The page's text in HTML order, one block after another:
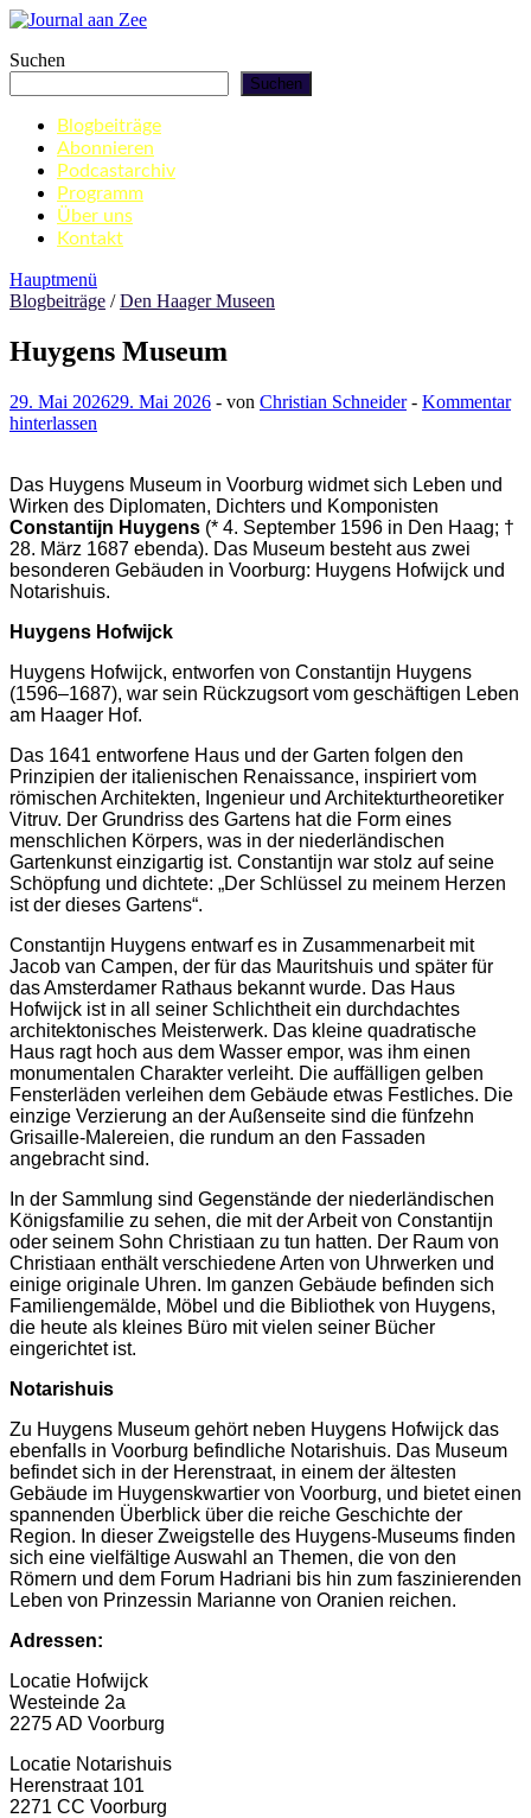
Zum
springen
Journal aan Zee
Suchen
Suchen
Blogbeiträge
Abonnieren
Podcastarchiv
Programm
Über uns
Kontakt
Hauptmenü
Blogbeiträge /Den Haager Museen
Huygens Museum
29. Mai 202629. Mai 2026 - von Christian Schneider- Kommentar
hinterlassen
Das Huygens Museum in Voorburg widmet sich Leben und
Wirken des Diplomaten, Dichters und Komponisten
Constantijn Huygens (* 4. September 1596 in Den Haag; †
28. März 1687 ebenda). Das Museum besteht aus zwei
besonderen Gebäuden in Voorburg: Huygens Hofwijck und
Notarishuis.
Huygens Hofwijck
Huygens Hofwijck, entworfen von Constantijn Huygens
(1596–1687), war sein Rückzugsort vom geschäftigen Leben
am Haager Hof.
Das 1641 entworfene Haus und der Garten folgen den
Prinzipien der italienischen Renaissance, inspiriert vom
römischen Architekten, Ingenieur und Architekturtheoretiker
Vitruv. Der Grundriss des Gartens hat die Form eines
menschlichen Körpers, was in der niederländischen
Gartenkunst einzigartig ist. Constantijn war stolz auf seine
Schöpfung und dichtete: „Der Schlüssel zu meinem Herzen
ist der dieses Gartens“.
Constantijn Huygens entwarf es in Zusammenarbeit mit
Jacob van Campen, der für das Mauritshuis und später für
das Amsterdamer Rathaus bekannt wurde. Das Haus
Hofwijck ist in all seiner Schlichtheit ein durchdachtes
architektonisches Meisterwerk. Das kleine quadratische
Haus ragt hoch aus dem Wasser empor, was ihm einen
monumentalen Charakter verleiht. Die auffälligen gelben
Fensterläden verleihen dem Gebäude etwas Festliches. Die
einzige Verzierung an der Außenseite sind die fünfzehn
Grisaille-Malereien, die rundum an den Fassaden
angebracht sind.
In der Sammlung sind Gegenstände der niederländischen
Königsfamilie zu sehen, die mit der Arbeit von Constantijn
oder seinem Sohn Christiaan zu tun hatten. Der Raum von
Christiaan enthält verschiedene Arten von Uhrwerken und
einige originale Uhren. Im ganzen Gebäude befinden sich
Familiengemälde, Möbel und die Bibliothek von Huygens,
die heute als kleines Büro mit vielen seiner Bücher
eingerichtet ist.
Notarishuis
Zu Huygens Museum gehört neben Huygens Hofwijck das
ebenfalls in Voorburg befindliche Notarishuis. Das Museum
befindet sich in der Herenstraat, in einem der ältesten
Gebäude im Huygenskwartier von Voorburg, und bietet einen
spannenden Überblick über die reiche Geschichte der
Region. In dieser Zweigstelle des Huygens-Museums finden
sich eine vielfältige Auswahl an Themen, die von den
Römern und dem Forum Hadriani bis hin zum faszinierenden
Leben von Prinzessin Marianne von Oranien reichen.
Adressen:
Locatie Hofwijck
Westeinde 2a
2275 AD Voorburg
Locatie Notarishuis
Herenstraat 101
2271 CC Voorburg